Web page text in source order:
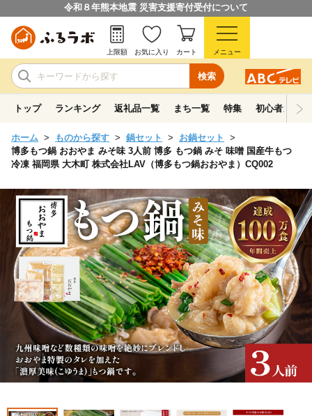
令和８年熊本地震 災害支援寄付受付について
検索
上限額 お気に入り カート メニュー
トップ ランキング 返礼品一覧 まち一覧 特集 初心者ガイド
ホーム ものから探す 鍋セット
お鍋セット
博多もつ鍋 おおやま みそ味 3人前 博多 もつ鍋 みそ 味噌 国産牛もつ
冷凍 福岡県 大木町 株式会社LAV（博多もつ鍋おおやま）CQ002